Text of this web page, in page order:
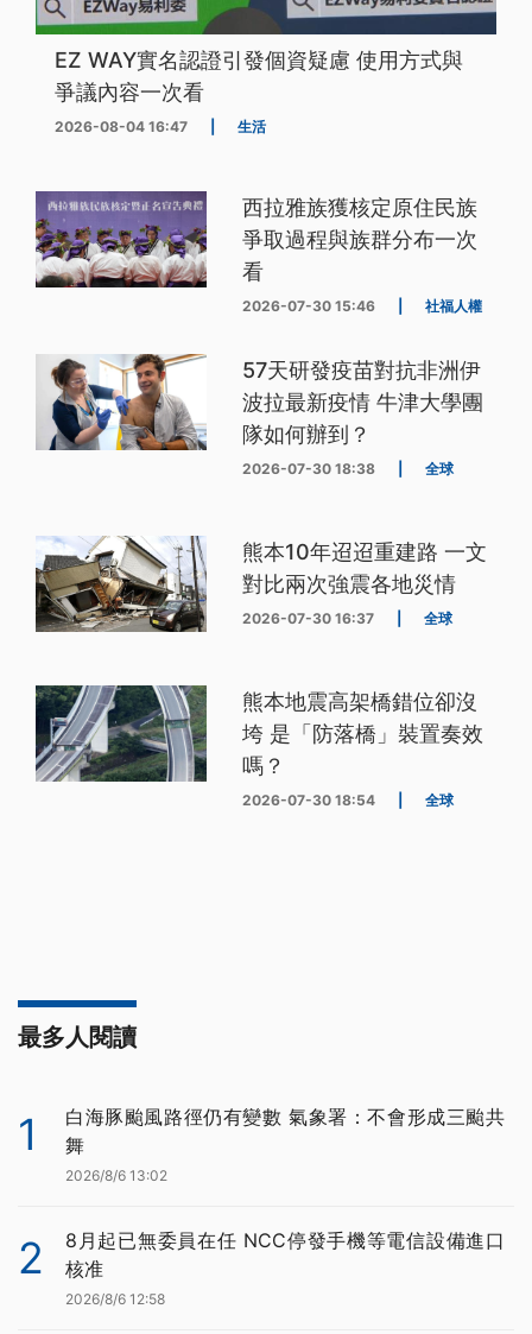
EZ WAY實名認證引發個資疑慮 使用方式與
爭議內容一次看
2026-08-04 16:47 生活
西拉雅族獲核定原住民族
爭取過程與族群分布一次
看
2026-07-30 15:46 社福人權
57天研發疫苗對抗非洲伊
波拉最新疫情 牛津大學團
隊如何辦到？
2026-07-30 18:38 全球
熊本10年迢迢重建路 一文
對比兩次強震各地災情
2026-07-30 16:37 全球
熊本地震高架橋錯位卻沒
垮 是「防落橋」裝置奏效
嗎？
2026-07-30 18:54 全球
最多人閱讀
1
白海豚颱風路徑仍有變數 氣象署：不會形成三颱共
舞
2026/8/6 13:02
2
8月起已無委員在任 NCC停發手機等電信設備進口
核准
2026/8/6 12:58